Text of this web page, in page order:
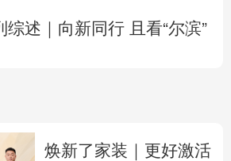
综述｜向新同行 且看“尔滨”
焕新了家装｜更好激活